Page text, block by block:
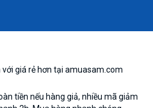
tiền nếu hàng giả, nhiều mã giảm